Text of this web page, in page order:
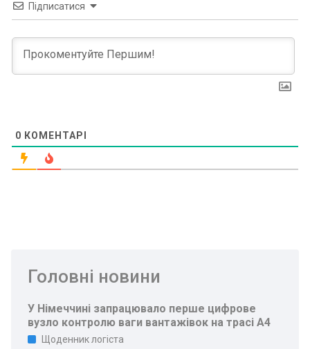
Підписатися
0 КОМЕНТАРІ
Головні новини
У Німеччині запрацювало перше цифрове
вузло контролю ваги вантажівок на трасі A4
Щоденник логіста